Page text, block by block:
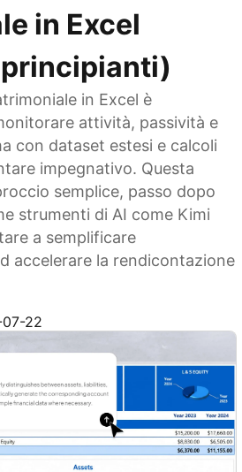
in Excel
in Excel è
attività, passività e
con dataset estesi e calcoli
impegnativo. Questa
semplice, passo dopo
strumenti di AI come Kimi
a semplificare
accelerare la rendicontazione
22